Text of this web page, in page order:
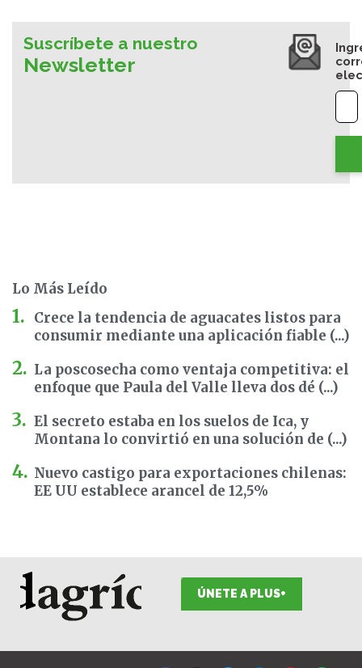
Suscríbete a nuestro
Newsletter
Lo Más Leído
Crece la tendencia de aguacates listos para
consumir mediante una aplicación fiable (...)
La poscosecha como ventaja competitiva: el
enfoque que Paula del Valle lleva dos dé (...)
El secreto estaba en los suelos de Ica, y
Montana lo convirtió en una solución de (...)
Nuevo castigo para exportaciones chilenas:
EE UU establece arancel de 12,5%
ÚNETE A PLUS+